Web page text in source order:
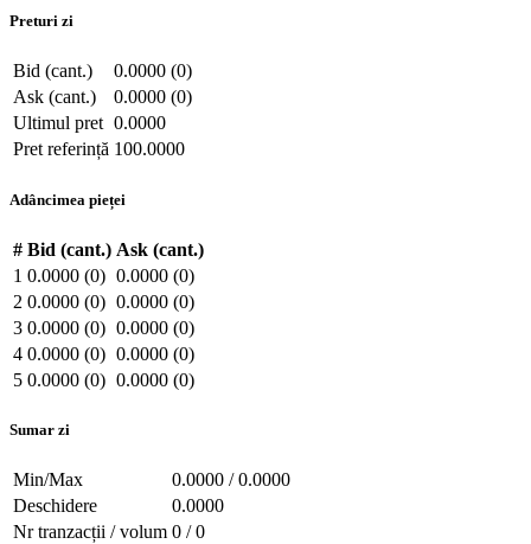
Preturi zi
Bid (cant.)
0.0000 (0)
Ask (cant.)
0.0000 (0)
Ultimul pret 0.0000
Pret referință 100.0000
Adâncimea pieței
# Bid (cant.) Ask (cant.)
1 0.0000 (0) 0.0000 (0)
2 0.0000 (0) 0.0000 (0)
3 0.0000 (0) 0.0000 (0)
4 0.0000 (0) 0.0000 (0)
5 0.0000 (0) 0.0000 (0)
Sumar zi
Min/Max
0.0000 / 0.0000
Deschidere
0.0000
Nr tranzacții / volum 0 / 0